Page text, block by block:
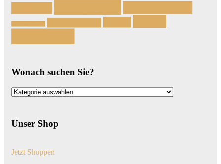
Wonach suchen Sie?
Wonach
Unser Shop
Jetzt Shoppen